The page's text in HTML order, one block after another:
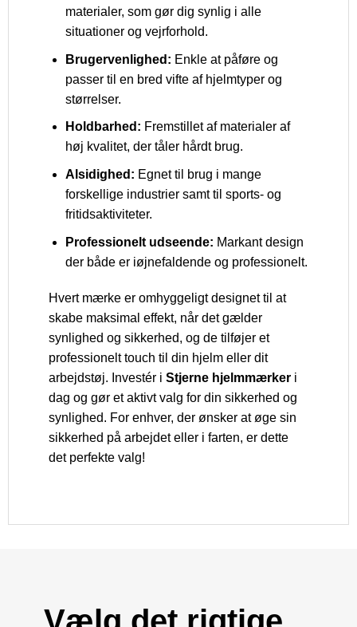
materialer, som gør dig synlig i alle
situationer og vejrforhold.
Brugervenlighed: Enkle at påføre og
passer til en bred vifte af hjelmtyper og
størrelser.
Holdbarhed: Fremstillet af materialer af
høj kvalitet, der tåler hårdt brug.
Alsidighed: Egnet til brug i mange
forskellige industrier samt til sports- og
fritidsaktiviteter.
Professionelt udseende: Markant design
der både er iøjnefaldende og professionelt.
Hvert mærke er omhyggeligt designet til at
skabe maksimal effekt, når det gælder
synlighed og sikkerhed, og de tilføjer et
professionelt touch til din hjelm eller dit
arbejdstøj. Investér i Stjerne hjelmmærker i
dag og gør et aktivt valg for din sikkerhed og
synlighed. For enhver, der ønsker at øge sin
sikkerhed på arbejdet eller i farten, er dette
det perfekte valg!